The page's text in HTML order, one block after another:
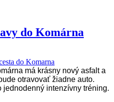
do Komárna
má krásny nový asfalt a
otravovať žiadne auto.
jednodenný intenzívny tréning.